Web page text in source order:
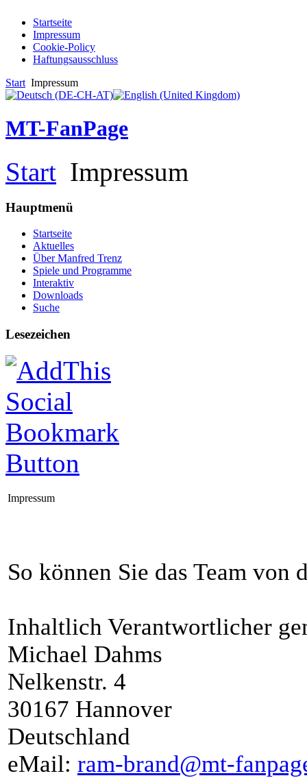
Startseite
Impressum
Cookie-Policy
Haftungsausschluss
Start Impressum
MT-FanPage
Start Impressum
Hauptmenü
Startseite
Aktuelles
Über Manfred Trenz
Spiele und Programme
Interaktiv
Downloads
Suche
Lesezeichen
Impressum
So können Sie das Team von
Inhaltlich Verantwortlicher
Michael Dahms
Nelkenstr. 4
30167 Hannover
Deutschland
eMail: ram-brand@mt-